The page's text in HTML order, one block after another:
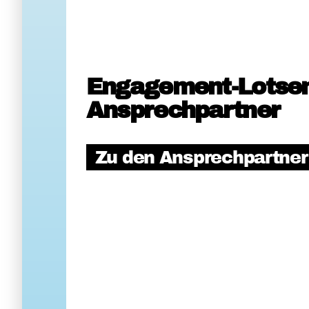
Engagement-
Ansprechpartner
Zu den